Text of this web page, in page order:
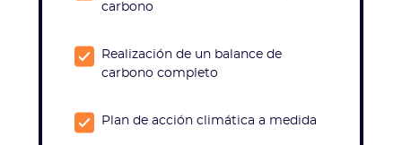
carbono
Realización de un balance de
carbono completo
Plan de acción climática a medida